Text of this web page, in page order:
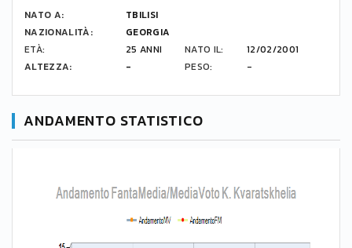
NATO A:
TBILISI
NAZIONALITÀ:
GEORGIA
ETÀ:
25 ANNI NATO IL:
12/02/2001
ALTEZZA:
- PESO: -
ANDAMENTO STATISTICO